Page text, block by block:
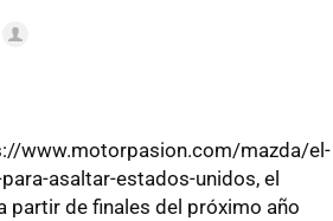
www.motorpasion.com/mazda/el-
asaltar-estados-unidos, el
partir de finales del próximo año